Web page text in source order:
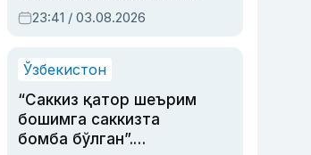
содир этган аёлга суд
ҳукми ўқилди
23:41 / 03.08.2026
Ўзбекистон
“Саккиз қатор шеърим
бошимга саккизта
бомба бўлган”.